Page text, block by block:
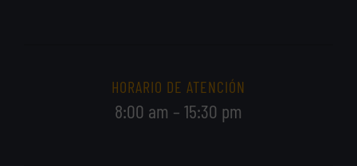
HORARIO DE ATENCIÓN
8:00 am – 15:30 pm